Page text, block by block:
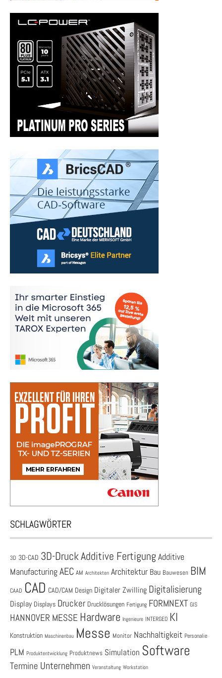
SCHLAGWÖRTER
3D 3D-CAD 3D-DruckAdditive Fertigung Additive
ManufacturingAEC AM Architekten Architektur Bau Bauwesen BIM
CAAD CAD CAD/CAM Design Digitaler Zwilling Digitalisierung
Display Displays Drucker Drucklösungen Fertigung FORMNEXT GIS
HANNOVER MESSE Hardware Ingenieure INTERGEO KI
Konstruktion Maschinenbau Messe Monitor Nachhaltigkeit Personalie
PLM Produktentwicklung Produktnews Simulation Software
Termine Unternehmen Veranstaltung Workstation